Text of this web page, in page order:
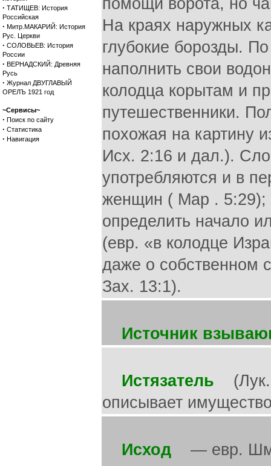
· ТАТИЩЕВ: История
Российская
· Митр.МАКАРИЙ: История
Рус. Церкви
· СОЛОВЬЕВ: История
России
· ВЕРНАДСКИЙ: Древняя
Русь
· Журнал ДВУГЛАВЫЙ
ОРЕЛЪ 1921 год
~Сервисы~
· Поиск по сайту
· Статистика
· Навигация
помощи ворота, но
На краях наружных
глубокие борозды.
наполнить свои
колодца корытам и
путешественники.
похожая на картину
Исх. 2:16 и дал.).
употребляются и в
женщин ( Map . 5:29);
определить начало
(евр. «в колодце
даже о собственном
Зах. 13:1).
Источник
Истязатель (Лук.
описывает
Исход — евр.